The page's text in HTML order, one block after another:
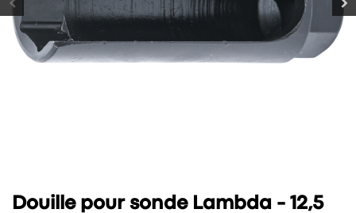
Douille pour sonde Lambda - 12,5